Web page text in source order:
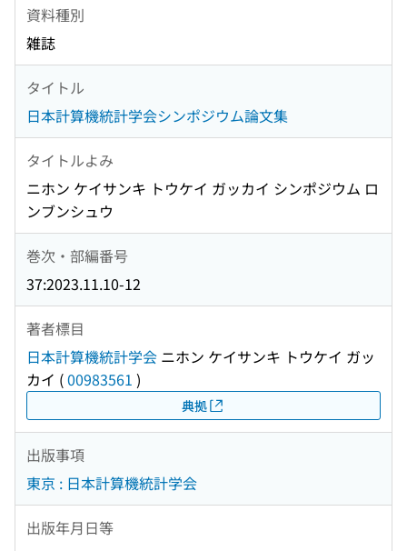
資料種別
雑誌
タイトル
日本計算機統計学会シンポジウム論文集
タイトルよみ
ニホン ケイサンキ トウケイ ガッカイ シンポジウム ロ
ンブンシュウ
巻次・部編番号
37:2023.11.10-12
著者標目
日本計算機統計学会 ニホン ケイサンキ トウケイ ガッ
カイ (00983561 )
典拠
出版事項
東京 : 日本計算機統計学会
出版年月日等